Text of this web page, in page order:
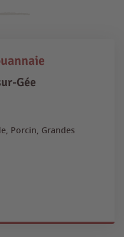
Gée
Porcin, Grandes